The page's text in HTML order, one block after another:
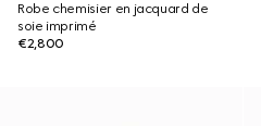
Robe chemisier en jacquard de
soie imprimé
€2,800